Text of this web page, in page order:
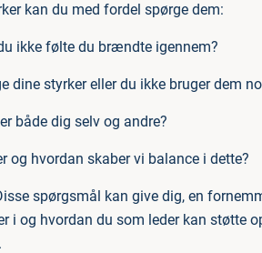
kan du med fordel spørge dem:
ikke følte du brændte igennem?
dine styrker eller du ikke bruger dem
både dig selv og andre?
og hvordan skaber vi balance i dette?
spørgsmål kan give dig, en
i og hvordan du som leder kan støtte